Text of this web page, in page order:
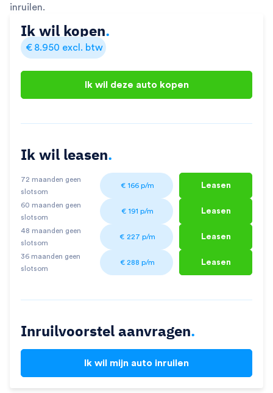
Ik wil kopen.
€ 8.950 excl. btw
Ik wil deze auto kopen
Ik wil leasen.
72 maanden geen
slotsom
€ 166 p/m Leasen
60 maanden geen
slotsom
€ 191 p/m Leasen
48 maanden geen
slotsom
€ 227 p/m Leasen
36 maanden geen
slotsom
€ 288 p/m Leasen
Inruilvoorstel aanvragen.
Ik wil mijn auto inruilen
inruilen.